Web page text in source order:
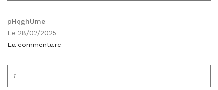
pHqghUme
Le 28/02/2025
La commentaire
1